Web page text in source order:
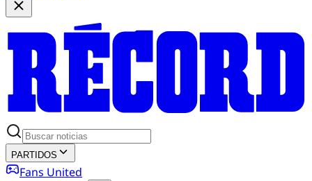
PARTIDOS
Fans United